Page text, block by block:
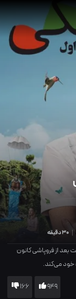
| 30 دقیقه
از فروپاشی کانون
خود می‌کند.
949
166